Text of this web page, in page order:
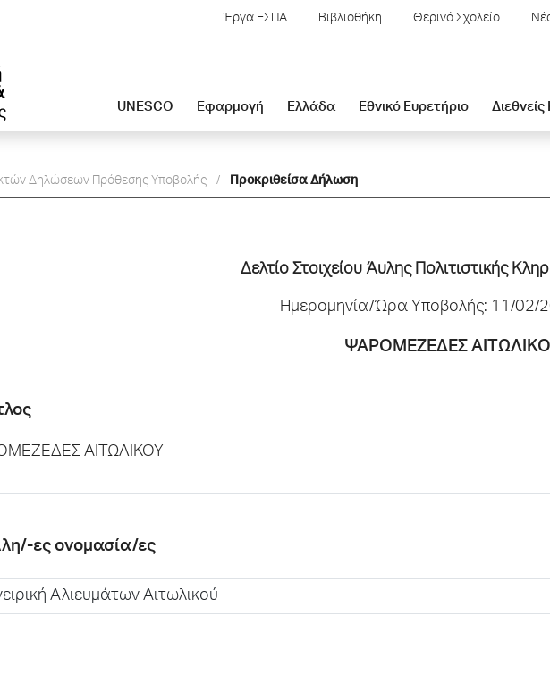
Έργα ΕΣΠΑ Βιβλιοθήκη Θερινό Σχολείο
UNESCO Εφαρμογή Ελλάδα Εθνικό Ευρετήριο
Δηλώσεων Πρόθεσης Υποβολής / Προκριθείσα Δήλωση
Δελτίo Στοιχείου Άυλης Πολιτιστικής
Ημερομηνία/Ώρα Υποβολής: 11/02/
ΨΑΡΟΜΕΖΕΔΕΣ
ΑΙΤΩΛΙΚΟΥ
ες ονομασία/ες
Αλιευμάτων Αιτωλικού